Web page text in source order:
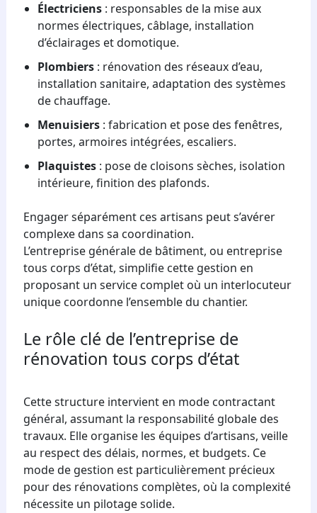
Électriciens: responsables de la mise aux
normes électriques, câblage, installation
d’éclairages et domotique.
Plombiers: rénovation des réseaux d’eau,
installation sanitaire, adaptation des systèmes
de chauffage.
Menuisiers: fabrication et pose des fenêtres,
portes, armoires intégrées, escaliers.
Plaquistes: pose de cloisons sèches, isolation
intérieure, finition des plafonds.
Engager séparément ces artisans peut s’avérer
complexe dans sa coordination.
L’entreprise générale de bâtiment, ou entreprise
tous corps d’état, simplifie cette gestion en
proposant un service complet où un interlocuteur
unique coordonne l’ensemble du chantier.
Le rôle clé de l’entreprise de
rénovation tous corps d’état
Cette structure intervient en mode contractant
général, assumant la responsabilité globale des
travaux. Elle organise les équipes d’artisans, veille
au respect des délais, normes, et budgets. Ce
mode de gestion est particulièrement précieux
pour des rénovations complètes, où la complexité
nécessite un pilotage solide.